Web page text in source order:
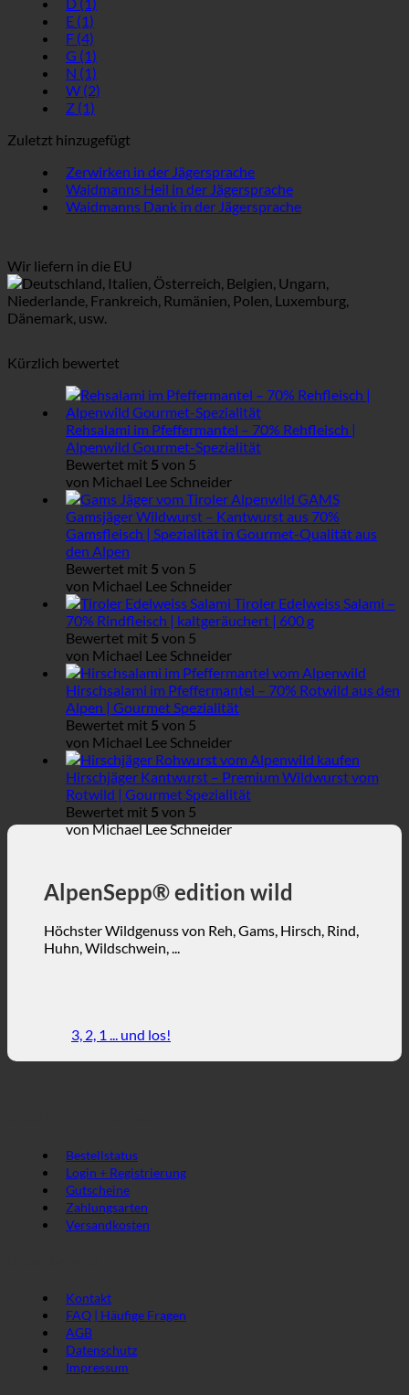
E (1)
F (4)
G (1)
N (1)
W (2)
Z (1)
Zuletzt hinzugefügt
Zerwirken in der Jägersprache
Waidmanns Heil in der Jägersprache
Waidmanns Dank in der Jägersprache
Wir liefern in die EU
Deutschland, Italien, Österreich, Belgien, Ungarn,
Niederlande, Frankreich, Rumänien, Polen, Luxemburg,
Dänemark, usw.
Kürzlich bewertet
Rehsalami im Pfeffermantel – 70% Rehfleisch |
Alpenwild Gourmet-Spezialität
Bewertet mit 5 von 5
von Michael Lee Schneider
Gamsjäger Wildwurst – Kantwurst aus 70%
Gamsfleisch | Spezialität in Gourmet-Qualität aus
den Alpen
Bewertet mit 5 von 5
von Michael Lee Schneider
Tiroler Edelweiss Salami –
70% Rindfleisch | kaltgeräuchert | 600 g
Bewertet mit 5 von 5
von Michael Lee Schneider
Hirschsalami im Pfeffermantel – 70% Rotwild aus den
Alpen | Gourmet Spezialität
Bewertet mit 5 von 5
von Michael Lee Schneider
Hirschjäger Kantwurst – Premium Wildwurst vom
Rotwild | Gourmet Spezialität
Bewertet mit 5 von 5
von Michael Lee Schneider
AlpenSepp® edition wild
Höchster Wildgenuss von Reh, Gams, Hirsch, Rind,
Huhn, Wildschwein, ...
3, 2, 1 ... und los!
Bestellstatus
Login + Registrierung
Gutscheine
Zahlungsarten
Versandkosten
Kontakt
FAQ | Häufige Fragen
AGB
Datenschutz
Impressum